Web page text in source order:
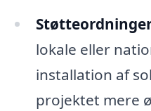
lokale eller
installation af
projektet mere